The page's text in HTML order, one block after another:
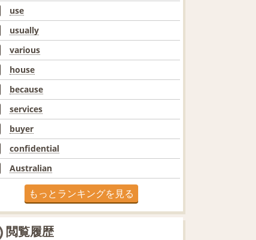
use
usually
various
house
because
services
buyer
confidential
Australian
もっとランキングを見る
閲覧履歴